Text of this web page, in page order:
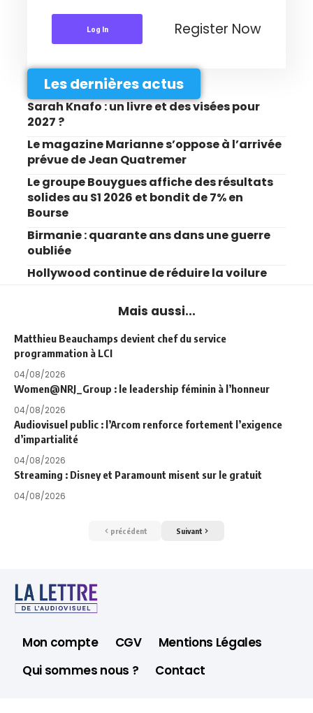
Log In Register Now
Les dernières actus
Sarah Knafo : un livre et des visées pour
2027 ?
Le magazine Marianne s’oppose à l’arrivée
prévue de Jean Quatremer
Le groupe Bouygues affiche des résultats
solides au S1 2026 et bondit de 7% en
Bourse
Birmanie : quarante ans dans une guerre
oubliée
Hollywood continue de réduire la voilure
Mais aussi...
Matthieu Beauchamps devient chef du service
programmation à LCI
04/08/2026
Women@NRJ_Group : le leadership féminin à l’honneur
04/08/2026
Audiovisuel public : l’Arcom renforce fortement l’exigence
d’impartialité
04/08/2026
Streaming : Disney et Paramount misent sur le gratuit
04/08/2026
précédent Suivant
Mon compte CGV
Mentions Légales
Qui sommes nous ?
Contact